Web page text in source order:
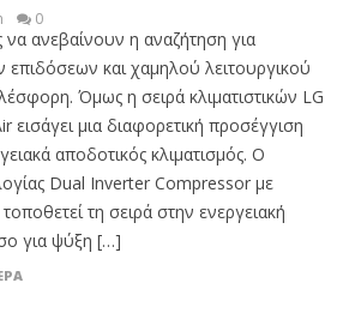
0
να ανεβαίνουν η αναζήτηση για
επιδόσεων και χαμηλού λειτουργικού
Όμως η σειρά κλιματιστικών LG
μια διαφορετική προσέγγιση
αποδοτικός κλιματισμός. Ο
Dual Inverter Compressor με
τη σειρά στην ενεργειακή
για ψύξη […]